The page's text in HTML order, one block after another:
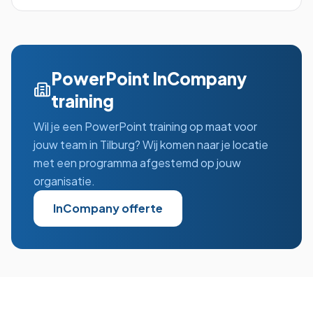
PowerPoint InCompany
training
Wil je een PowerPoint training op maat voor
jouw team in Tilburg? Wij komen naar je locatie
met een programma afgestemd op jouw
organisatie.
InCompany offerte